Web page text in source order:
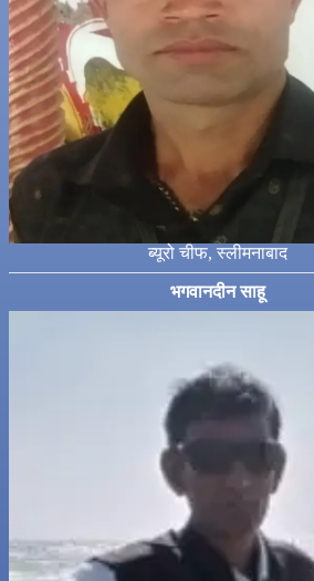
ब्यूरो चीफ, स्लीमनाबाद
भगवानदीन साहू